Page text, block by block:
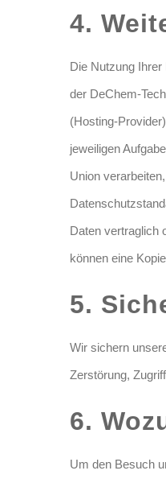
4.
Die Nutzung
der DeChem-
(Hosting-
jeweiligen
Union
Daten vertraglich
können eine
5.
Wir sichern
Zerstörung,
6.
Um den Besuch